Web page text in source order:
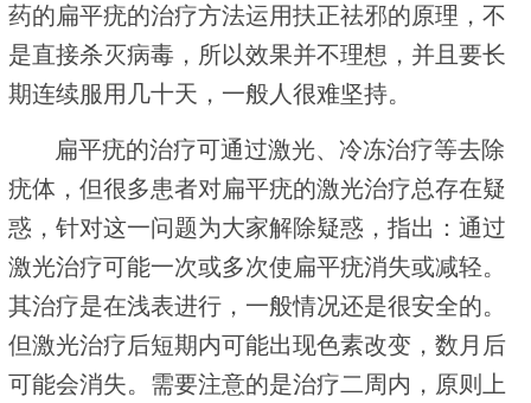
药的扁平疣的治疗方法运用扶正祛邪的原理，不
是直接杀灭病毒，所以效果并不理想，并且要长
期连续服用几十天，一般人很难坚持。
扁平疣的治疗可通过激光、冷冻治疗等去除
疣体，但很多患者对扁平疣的激光治疗总存在疑
惑，针对这一问题为大家解除疑惑，指出：通过
激光治疗可能一次或多次使扁平疣消失或减轻。
其治疗是在浅表进行，一般情况还是很安全的。
但激光治疗后短期内可能出现色素改变，数月后
可能会消失。需要注意的是治疗二周内，原则上